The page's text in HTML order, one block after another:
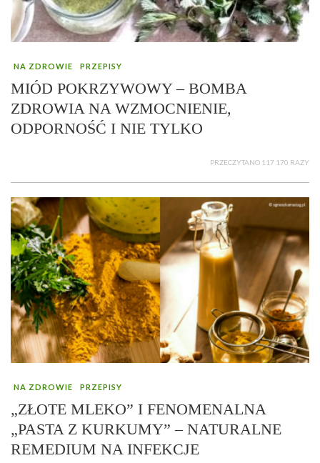
NA ZDROWIE PRZEPISY
MIÓD POKRZYWOWY – BOMBA
ZDROWIA NA WZMOCNIENIE,
ODPORNOŚĆ I NIE TYLKO
PRZECZYTANO 117 170 RAZY
NA ZDROWIE PRZEPISY
„ZŁOTE MLEKO” I FENOMENALNA
„PASTA Z KURKUMY” – NATURALNE
REMEDIUM NA INFEKCJE